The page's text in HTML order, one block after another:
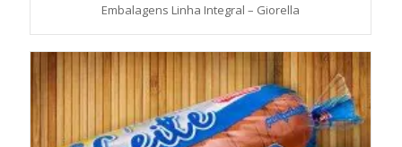
Embalagens Linha Integral – Giorella